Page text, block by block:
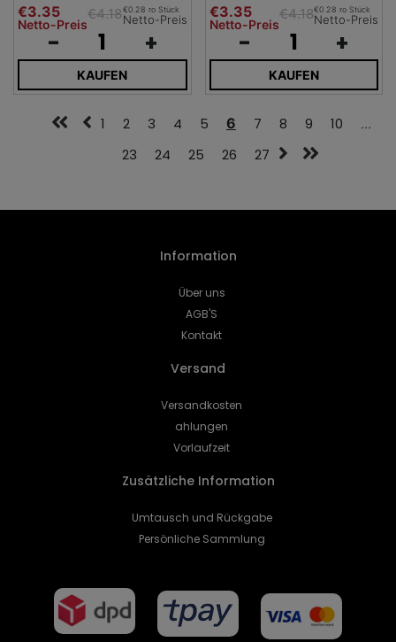
€3.35
Netto-Preis
€4.18€0.28 ro Stück
Netto-Preis
- +
KAUFEN
€3.35
Netto-Preis
€4.18€0.28 ro Stück
Netto-Preis
- +
KAUFEN
1 2 3 4 5 6 7 8 9 10 ...
23 24 25 26 27
Information
Über uns
AGB'S
Kontakt
Versand
Versandkosten
ahlungen
Vorlaufzeit
Zusätzliche Information
Umtausch und Rückgabe
Persönliche Sammlung